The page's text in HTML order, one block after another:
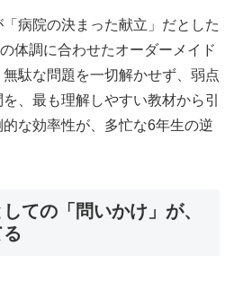
病院の決まった献立」だとした
体調に合わせたオーダーメイド
駄な問題を一切解かせず、弱点
、最も理解しやすい教材から引
な効率性が、多忙な6年生の逆
ての「問いかけ」が、